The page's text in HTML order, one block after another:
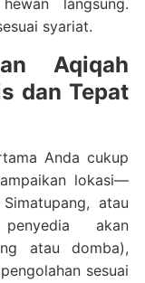
langsung.
syariat.
Aqiqah
dan Tepat
Anda cukup
lokasi—
atau
akan
atau domba),
sesuai